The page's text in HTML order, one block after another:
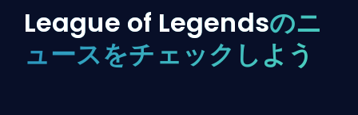
League of Legendsのニ
ュースをチェックしよう